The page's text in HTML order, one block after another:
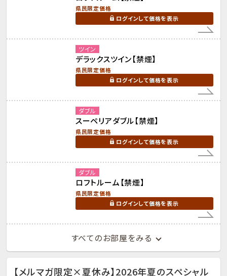
県民限定価格
ログインして価格を表示
ツイン
デラックスツイン【禁煙】
県民限定価格
ログインして価格を表示
ダブル
スーペリアダブル【禁煙】
県民限定価格
ログインして価格を表示
ダブル
ロフトルーム【禁煙】
県民限定価格
ログインして価格を表示
すべてのお部屋をみる
【メルマガ限定×夏休み】2026年夏のスペシャル